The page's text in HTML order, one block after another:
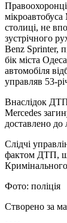
столиці, не
зустрічного
Benz Sprinter,
бік міста
автомобіля
управляв 53-
Внаслідок
Mercedes
доставлено до
Слідчі
фактом ДТП,
Фото: поліція
Створено за